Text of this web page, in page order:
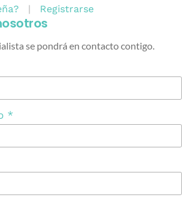
| Registrarse
se pondrá en contacto contigo.
*